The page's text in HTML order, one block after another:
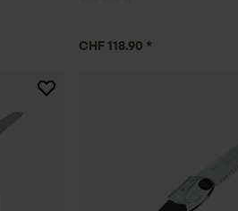
CHF 118.90 *